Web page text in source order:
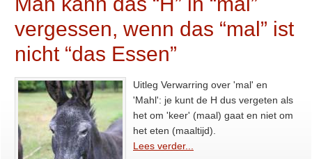
vergessen, wenn das “mal” ist
nicht “das Essen”
Uitleg Verwarring over 'mal' en
'Mahl': je kunt de H dus vergeten als
het om 'keer' (maal) gaat en niet om
het eten (maaltijd).
Lees verder...